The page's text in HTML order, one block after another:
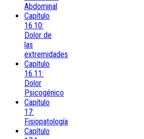
Abdominal
Capítulo
16.10:
Dolor de
las
extremidades
Capítulo
16.11:
Dolor
Psicogénico
Capítulo
17:
Fisiopatología
Capítulo